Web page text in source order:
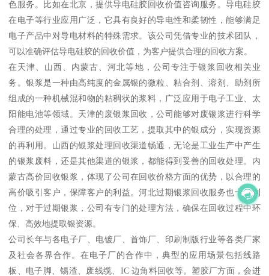
色服务。比如在北京，提供导电硅胶回收价值咨询服务。导电硅胶
在电子等行业应用广泛，它具有良好的导电性和柔韧性，能够满足
电子产品中对导电材料的特殊需求。该公司凭借专业的技术团队，
可以准确评估导电硅胶的回收价值，为客户提供合理的回收方案。
在天津、山西、内蒙古、河北等地，公司专注于银浆回收相关业
务。银浆是一种由高纯度的金属银的微粒、粘合剂、溶剂、助剂所
组成的一种机械混和物的粘稠状的浆料，广泛应用于电子工业、太
阳能电池等领域。天津的废银浆回收，公司能够对废银浆进行科学
合理的处理，通过专业的回收工艺，提取其中的银成分，实现资源
的再利用。山西的银浆处理回收渠道畅通，无论是工业生产中产生
的银浆废料，还是其他渠道的银浆，都能得到妥善的回收处理。内
蒙古高价回收银浆，体现了公司在回收价格方面的优势，以合理的
高价吸引客户，保障客户的利益。河北过期银浆回收服务也十分到
位，对于过期银浆，公司有专门的处理方法，确保在回收过程中环
保、高效地提取银资源。
公司长年与各电子厂、电镀厂、首饰厂、印刷制版行业等各类厂家
及社会各界合作。在电子厂的合作中，典型的应用场景包括线路
板、电子脚、锡渣、废线缆、IC 边角料回收等。塑胶厂方面，会进